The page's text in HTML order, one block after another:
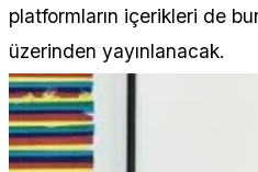
platformların içerikleri de
üzerinden yayınlanacak.